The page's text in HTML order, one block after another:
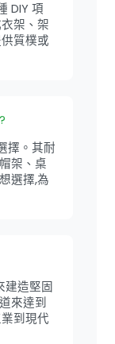
DIY 項
架、架
質樸或
擇。其耐
架、桌
選擇,為
建造堅固
來達到
到現代